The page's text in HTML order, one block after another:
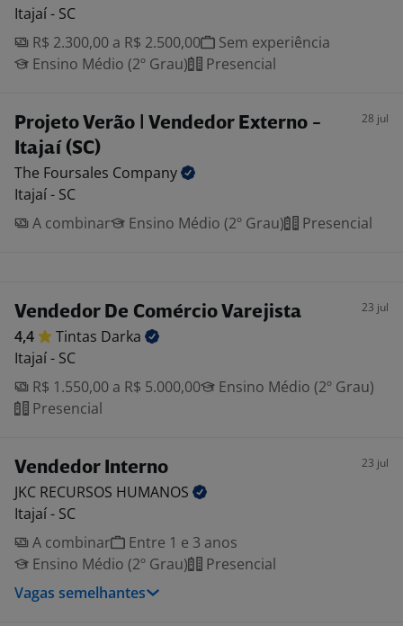
Itajaí - SC
R$ 2.300,00 a R$ 2.500,00
Sem experiência
Ensino Médio (2º Grau)
Presencial
Projeto Verão | Vendedor Externo -
Itajaí (SC)
28 jul
The Foursales Company
Itajaí - SC
A combinar
Ensino Médio (2º Grau) Presencial
Vendedor De Comércio Varejista 23 jul
4,4 Tintas Darka
Itajaí - SC
R$ 1.550,00 a R$ 5.000,00
Ensino Médio (2º Grau)
Presencial
Vendedor Interno 23 jul
JKC RECURSOS HUMANOS
Itajaí - SC
A combinar
Entre 1 e 3 anos
Ensino Médio (2º Grau)
Presencial
Vagas semelhantes